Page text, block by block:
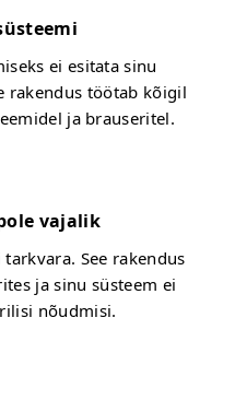
ei esitata sinu
rakendus töötab kõigil
ja brauseritel.
vajalik
See rakendus
ja sinu süsteem ei
nõudmisi.